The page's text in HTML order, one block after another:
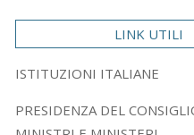
LINK UTILI
ISTITUZIONI ITALIANE
PRESIDENZA DEL